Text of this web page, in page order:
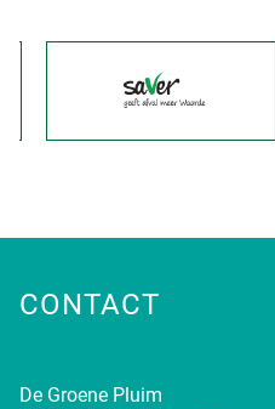
CONTACT
De Groene Pluim